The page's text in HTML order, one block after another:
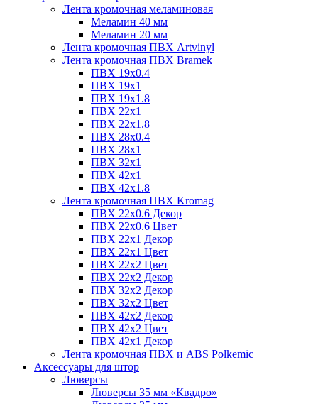
Лента кромочная меламиновая
Меламин 40 мм
Меламин 20 мм
Лента кромочная ПВХ Artvinyl
Лента кромочная ПВХ Bramek
ПВХ 19x0.4
ПВХ 19х1
ПВХ 19х1.8
ПВХ 22х1
ПВХ 22х1.8
ПВХ 28х0.4
ПВХ 28х1
ПВХ 32x1
ПВХ 42х1
ПВХ 42х1.8
Лента кромочная ПВХ Kromag
ПВХ 22x0.6 Декор
ПВХ 22x0.6 Цвет
ПВХ 22x1 Декор
ПВХ 22x1 Цвет
ПВХ 22x2 Цвет
ПВХ 22x2 Декор
ПВХ 32x2 Декор
ПВХ 32x2 Цвет
ПВХ 42x2 Декор
ПВХ 42x2 Цвет
ПВХ 42x1 Декор
Лента кромочная ПВХ и ABS Polkemic
Аксессуары для штор
Люверсы
Люверсы 35 мм «Квадро»